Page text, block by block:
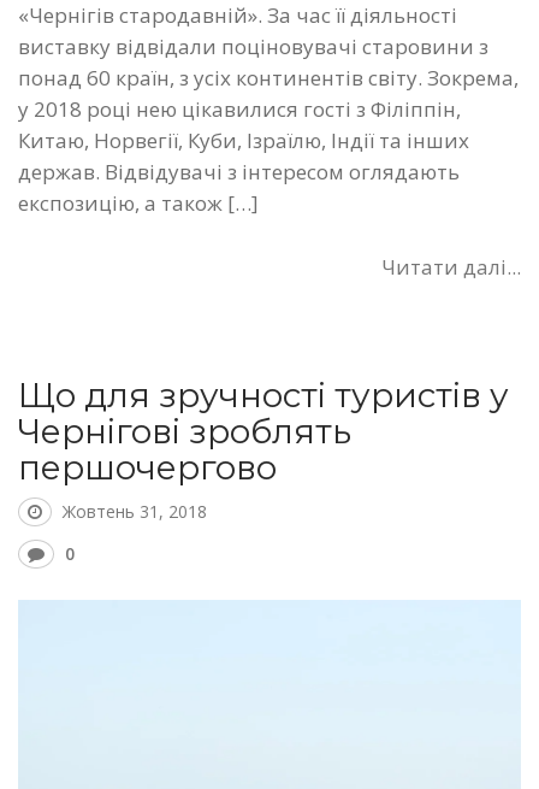
«Чернігів стародавній». За час її діяльності
виставку відвідали поціновувачі старовини з
понад 60 країн, з усіх континентів світу. Зокрема,
у 2018 році нею цікавилися гості з Філіппін,
Китаю, Норвегії, Куби, Ізраїлю, Індії та інших
держав. Відвідувачі з інтересом оглядають
експозицію, а також […]
Читати далі...
Що для зручності туристів у
Чернігові зроблять
першочергово
Жовтень 31, 2018
0